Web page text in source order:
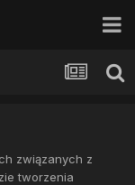
związanych z
tworzenia